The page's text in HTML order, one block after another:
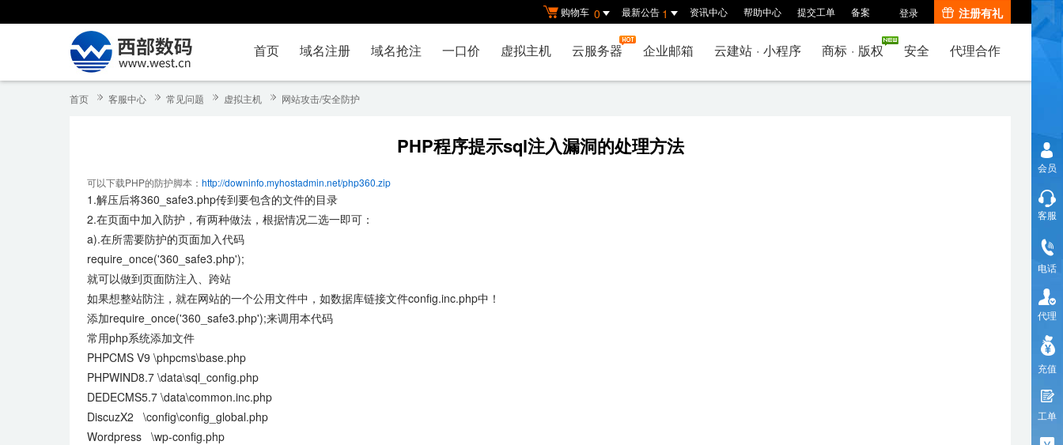
购物车 0 最新公告 1 资讯中心 帮助中心 提交工单 备案 登录 注册有礼
首页 域名注册 域名抢注 一口价 虚拟主机 云服务器 企业邮箱 云建站 · 小程序 商标 · 版权 安全 代理合作
首页 客服中心 常见问题 虚拟主机 网站攻击/安全防护
PHP程序提示sql注入漏洞的处理方法
可以下载PHP的防护脚本： http://downinfo.myhostadmin.net/php360.zip
1.解压后将360_safe3.php传到要包含的文件的目录
2.在页面中加入防护，有两种做法，根据情况二选一即可：
a).在所需要防护的页面加入代码
require_once('360_safe3.php');
就可以做到页面防注入、跨站
如果想整站防注，就在网站的一个公用文件中，如数据库链接文件config.inc.php中！
添加require_once('360_safe3.php');来调用本代码
常用php系统添加文件
PHPCMS V9 \phpcms\base.php
PHPWIND8.7 \data\sql_config.php
DEDECMS5.7 \data\common.inc.php
DiscuzX2 \config\config_global.php
Wordpress \wp-config.php
会员
客服
电话
代理
充值
工单